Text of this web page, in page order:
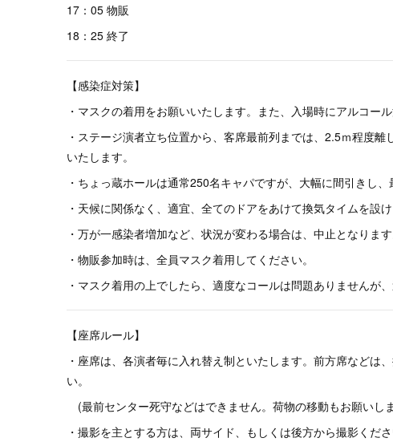
17：05 物販
18：25 終了
【感染症対策】
・マスクの着用をお願いいたします。また、入場時にアルコー
・ステージ演者立ち位置から、客席最前列までは、2.5ｍ程度
いたします。
・ちょっ蔵ホールは通常250名キャパですが、大幅に間引きし、
・天候に関係なく、適宜、全てのドアをあけて換気タイムを設け
・万が一感染者増加など、状況が変わる場合は、中止となります
・物販参加時は、全員マスク着用してください。
・マスク着用の上でしたら、適度なコールは問題ありませんが
【座席ルール】
・座席は、各演者毎に入れ替え制といたします。前方席などは
い。
(最前センター死守などはできません。荷物の移動もお願いし
・撮影を主とする方は、両サイド、もしくは後方から撮影くださ